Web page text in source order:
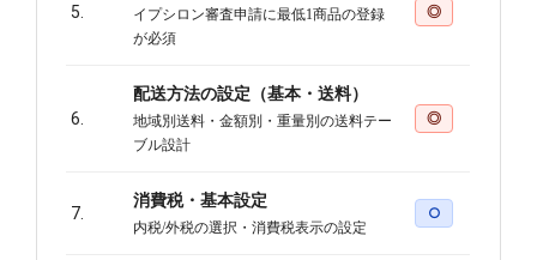
5.
イプシロン審査申請に最低1商品の登録
が必須
◎
6.
配送方法の設定（基本・送料）
地域別送料・金額別・重量別の送料テー
ブル設計
◎
7.
消費税・基本設定
内税/外税の選択・消費税表示の設定
○